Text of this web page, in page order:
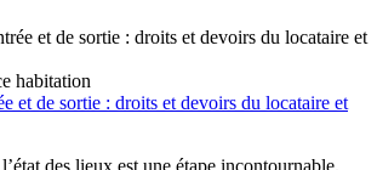
habitation
et de sortie : droits et devoirs du locataire et
des lieux est une étape incontournable.